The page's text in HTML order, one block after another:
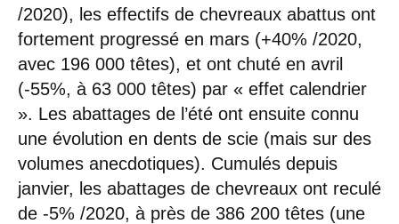
/2020), les effectifs de chevreaux abattus ont
fortement progressé en mars (+40% /2020,
avec 196 000 têtes), et ont chuté en avril
(-55%, à 63 000 têtes) par « effet calendrier
». Les abattages de l’été ont ensuite connu
une évolution en dents de scie (mais sur des
volumes anecdotiques). Cumulés depuis
janvier, les abattages de chevreaux ont reculé
de -5% /2020, à près de 386 200 têtes (une